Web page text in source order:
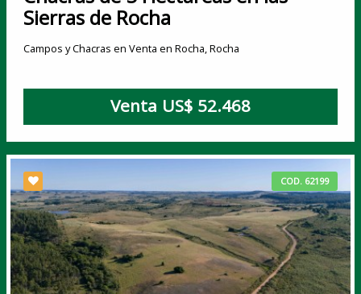
Sierras de Rocha
Campos y Chacras en Venta en Rocha, Rocha
Venta US$ 52.468
COD. 62199